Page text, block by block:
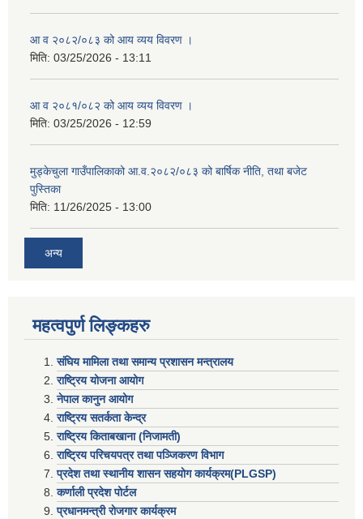
आ व २०८२/०८३ को आय व्यय विवरण ।
मिति: 03/25/2026 - 13:11
आ व २०८१/०८२ को आय व्यय विवरण ।
मिति: 03/25/2026 - 12:59
मुड्केचुला गाउँपालिकाको आ.व.२०८२/०८३ को बार्षिक नीति, तथा बजेट
पुस्तिका
मिति: 11/26/2025 - 13:00
अन्य
महत्वपुर्ण लिङ्कहरु
संघिय मामिला तथा समान्य प्रशासन मन्त्रालय
राष्ट्रिय योजना आयोग
नेपाल कानुन आयोग
राष्ट्रिय सतर्कता केन्द्र
राष्ट्रिय किताबखाना (निजामती)
राष्ट्रिय परिचयपत्र तथा पञ्जिकरण विभाग
प्रदेश तथा स्थानीय शासन सहयाेग कार्यक्रम(PLGSP)
कर्णाली प्रदेश पोर्टल
प्रधानमन्त्री राेजगार कार्यक्रम